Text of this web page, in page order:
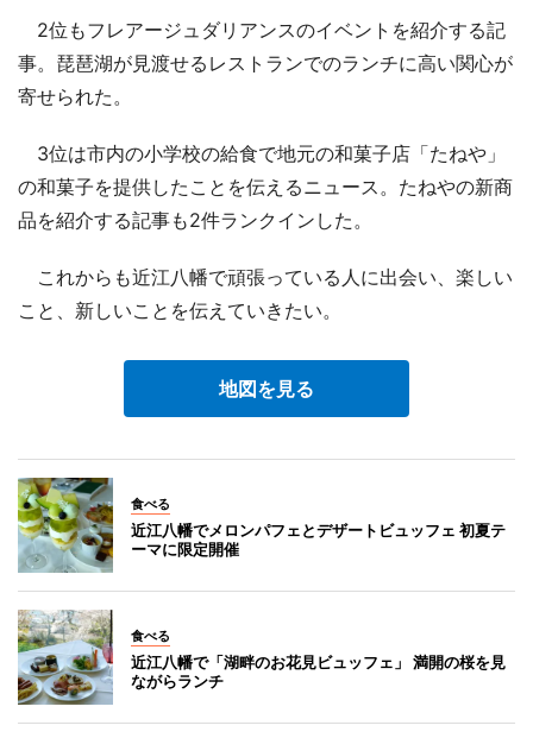
2位もフレアージュダリアンスのイベントを紹介する記
事。琵琶湖が見渡せるレストランでのランチに高い関心が
寄せられた。
3位は市内の小学校の給食で地元の和菓子店「たねや」
の和菓子を提供したことを伝えるニュース。たねやの新商
品を紹介する記事も2件ランクインした。
これからも近江八幡で頑張っている人に出会い、楽しい
こと、新しいことを伝えていきたい。
地図を見る
食べる
近江八幡でメロンパフェとデザートビュッフェ 初夏テ
ーマに限定開催
食べる
近江八幡で「湖畔のお花見ビュッフェ」 満開の桜を見
ながらランチ